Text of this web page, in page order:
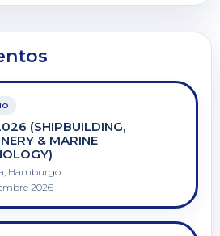
(SHIPBUILDING,
& MARINE
Hamburgo
2026